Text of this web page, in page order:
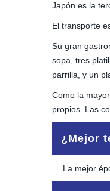
Japón es la
El transporte
Su gran
sopa, tres
parrilla, y un
Como la
propios. Las
¿Mejor
La mejor